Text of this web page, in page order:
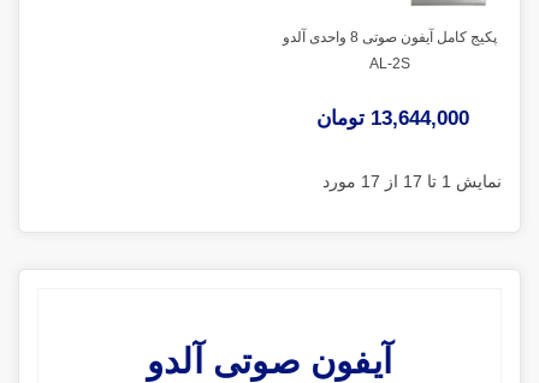
پکیج کامل آیفون صوتی 8 واحدی آلدو
AL-2S
13,644,000 تومان
نمایش 1 تا 17 از 17 مورد
آیفون صوتی آلدو